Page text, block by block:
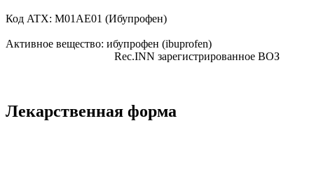
Код ATX: M01AE01 (Ибупрофен)
Активное вещество: ибупрофен (ibuprofen)
Rec.INN зарегистрированное ВОЗ
Лекарственная форма